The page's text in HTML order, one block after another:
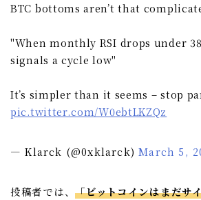
BTC bottoms aren’t that
"When monthly RSI drops under
signals a cycle low"
It’s simpler than it seems – stop
pic.twitter.com/W0ebtLKZQz
— Klarck (@0xklarck)March 5,
投稿者では、「ビットコインはまだサ